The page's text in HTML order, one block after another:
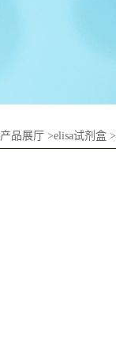
产品展厅 >elisa试剂盒 >